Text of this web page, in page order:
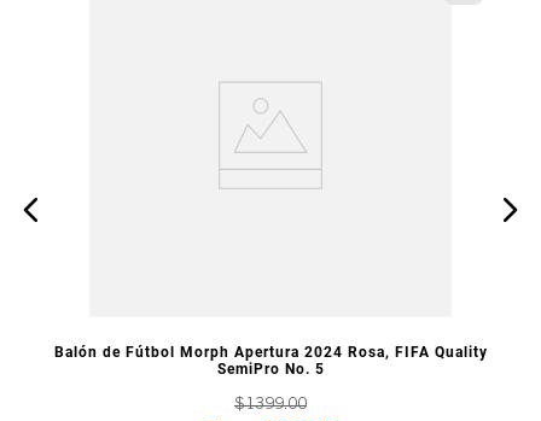
VISTA PREVIA
Balón de Fútbol Morph Apertura 2024 Rosa, FIFA Quality
SemiPro No. 5
$1399.00